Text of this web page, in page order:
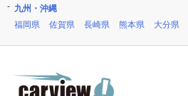
九州・沖縄
福岡県
佐賀県 長崎県 熊本県 大分県